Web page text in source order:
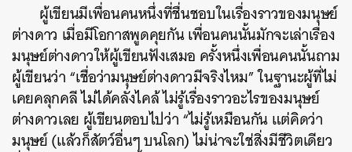
ผู้เขียนมีเพื่อนคนหนึ่งที่ชื่นชอบในเรื่องราวของมนุษย์
ต่างดาว เมื่อมีโอกาสพูดคุยกัน เพื่อนคนนั้นมักจะเล่าเรื่อง
มนุษย์ต่างดาวให้ผู้เขียนฟังเสมอ ครั้งหนึ่งเพื่อนคนนั้นถาม
ผู้เขียนว่า “เชื่อว่ามนุษย์ต่างดาวมีจริงไหม” ในฐานะผู้ที่ไม่
เคยคลุกคลี ไม่ได้คลั่งไคล้ ไม่รู้เรื่องราวอะไรของมนุษย์
ต่างดาวเลย ผู้เขียนตอบไปว่า “ไม่รู้เหมือนกัน แต่คิดว่า
มนุษย์ (แล้วก็สัตว์อื่นๆ บนโลก) ไม่น่าจะใช่สิ่งมีชีวิตเดียว